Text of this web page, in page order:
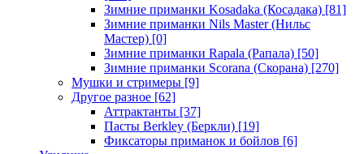
Зимние приманки Kosadaka (Косадака) [81]
Зимние приманки Nils Master (Нильс
Мастер) [0]
Зимние приманки Rapala (Рапала) [50]
Зимние приманки Scorana (Скорана) [270]
Мушки и стримеры [9]
Другое разное [62]
Аттрактанты [37]
Пасты Berkley (Беркли) [19]
Фиксаторы приманок и бойлов [6]